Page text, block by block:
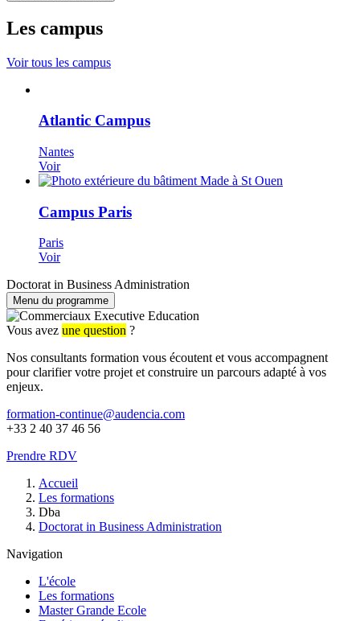
Les campus
Voir tous les campus
Atlantic Campus
Nantes
Voir
Campus Paris
Paris
Voir
Doctorat in Business Administration
Menu du programme
Vous avez une question ?
Nos consultants formation vous écoutent et vous accompagnent
pour clarifier votre projet et construire un parcours adapté à vos
enjeux.
formation-continue@audencia.com
+33 2 40 37 46 56
Prendre RDV
d'Ariane
Accueil
Les formations
Dba
Doctorat in Business Administration
Navigation
L'école
Les formations
Master Grande Ecole